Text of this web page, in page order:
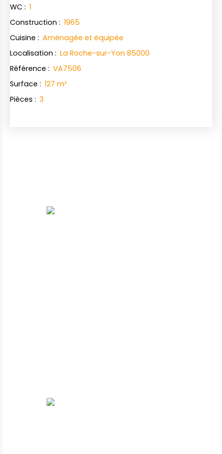
WC : 1
Construction : 1965
Cuisine : Aménagée et équipée
Localisation : La Roche-sur-Yon 85000
Référence : VA7506
Surface : 127 m²
Pièces : 3